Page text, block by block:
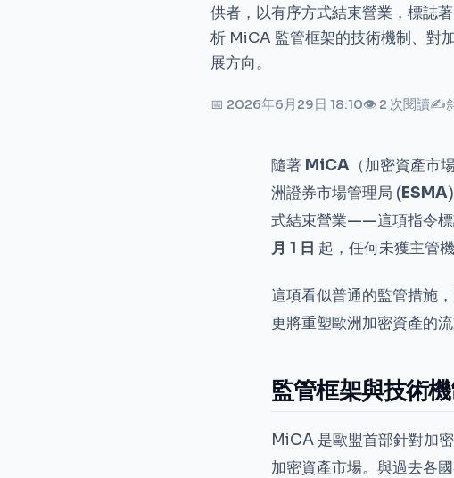
供者，以有序方式結束營業，標誌
析 MiCA 監管框架的技術機制、對
展方向。
📅 2026年6月29日 18:10👁 2 次閱讀✍
隨著 MiCA （加密資產
洲證券市場管理局 (ESMA
式結束營業——這項指令標
月 1 日 起，任何未獲主管
這項看似普通的監管措施
更將重塑歐洲加密資產的
監管框架與技術
MiCA 是歐盟首部針對加
加密資產市場。與過去各